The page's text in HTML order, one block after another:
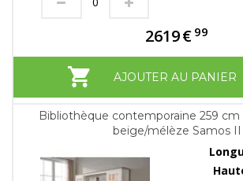
2619€ 99
AJOUTER AU PANIER
Bibliothèque contemporaine 259 cm
beige/mélèze Samos II